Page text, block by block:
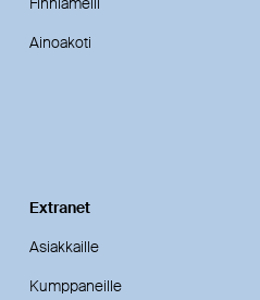
Ainoakoti
Extranet
Asiakkaille
Kumppaneille